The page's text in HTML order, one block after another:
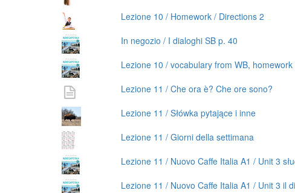
Lezione 10 / Homework / Directions 2
In negozio / I dialoghi SB p. 40
Lezione 10 / vocabulary from WB, homework
Lezione 11 / Che ora è? Che ore sono?
Lezione 11 / Słówka pytające i inne
Lezione 11 / Giorni della settimana
Lezione 11 / Nuovo Caffe Italia A1 / Unit 3
Lezione 11 / Nuovo Caffe Italia A1 / Unit 3 il